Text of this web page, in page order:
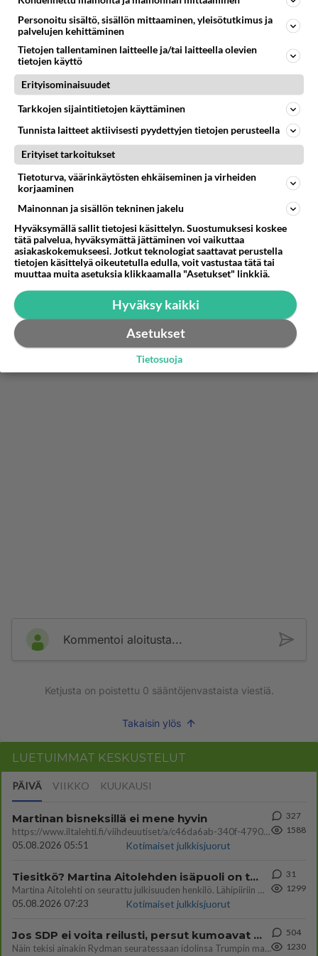
lukkosolenoidi.
Tuo paketti oli muistaakseni viimeinen kappale
mitä löyty koko putiikista. Ovh. hintaa sillä oli yli
1200mk, mutta myi sit 800mk:lla. Mallia en nyt
enää muista...
Äänestä Kommentoi
306
2001-01-22 23:44:00
Sami L.
Tuo paketti oli muistaakseni viimeinen kappale mitä
mutta myi sit 800mk:lla. Mallia en nyt enää muista...
Tätähän se tarvikekauppias epäili,kun kysyt
kaverilta mikä malli ja mistä ostit,iskee ylläittäin
dementia.Että se siitä keskuslukko-
hälytinyhdistelmästä!
Äänestä Kommentoi
Kommentoi aloitusta...
Ketjusta on poistettu 0 sääntöjenvastaista viestiä.
Takaisin ylös
LUETUIMMAT KESKUSTELUT
PÄIVÄ VIIKKO KUUKAUSI
Martinan bisneksillä ei mene hyvin
https://www.iltalehti.fi/viihdeuutiset/a/c46da6ab-340f-4790-aaa7-0865eed2336 Yrityksen konkurssihakemus on tullut kärä
05.08.2026 05:51
Kotimaiset julkkisjuorut
327
1588
Tiesitkö? Martina Aitolehden isäpuoli on tämä suosittu laulaja
Martina Aitolehti on seurattu julkisuuden henkilö. Lähipiiriin mahtuu muitakin tunnettuja henkilöitä. Tiesitkö, että Ma
05.08.2026 07:23
Kotimaiset julkkisjuorut
31
1299
Jos SDP ei voita reilusti, persut kumoavat demokratian Suomesta
Näin tekisi ainakin Rydman seuratessaan idolinsa Trumpin mallia https://www.is.fi/politiikka/art-2000012187244.html
504
1230
Personoitu sisältö, sisällön mittaaminen, yleisötutkimus ja
palvelujen kehittäminen
Tietojen tallentaminen laitteelle ja/tai laitteella olevien
tietojen käyttö
Erityisominaisuudet
Tarkkojen sijaintitietojen käyttäminen
Tunnista laitteet aktiivisesti pyydettyjen tietojen perusteella
Erityiset tarkoitukset
Tietoturva, väärinkäytösten ehkäiseminen ja virheiden
korjaaminen
Mainonnan ja sisällön tekninen jakelu
Hyväksymällä sallit tietojesi käsittelyn. Suostumuksesi koskee
tätä palvelua, hyväksymättä jättäminen voi vaikuttaa
asiakaskokemukseesi. Jotkut teknologiat saattavat perustella
tietojen käsittelyä oikeutetulla edulla, voit vastustaa tätä tai
muuttaa muita asetuksia klikkaamalla "Asetukset" linkkiä.
Hyväksy kaikki
Asetukset
Tietosuoja